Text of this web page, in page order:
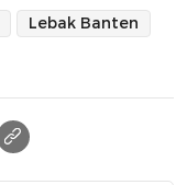
Lebak Banten